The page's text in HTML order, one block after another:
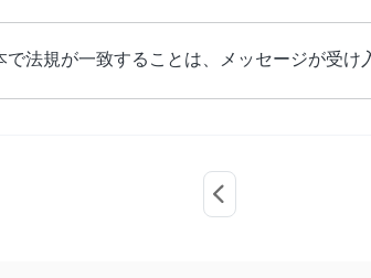
で法規が一致することは、メッセージが受け